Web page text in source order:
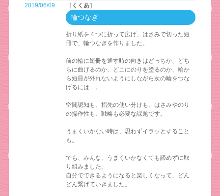
2019/06/09
［くくあ］
輪つなぎ
折り紙を４つに折って広げ、はさみで切った短
冊で、輪つなぎを作りました。
前の輪に短冊を通す時の向きはどっちか、どち
らに曲げるのか、どこにのりを塗るのか、輪か
ら短冊が外れないようにしながら次の輪をつな
げるには…。
空間認知も、指先の使い分けも、はさみやのり
の操作性も、戦略も必要な課題です。
うまくいかない時は、思わずイラッとすること
も。
でも、みんな、うまくいかなくても諦めずに取
り組みました。
自分でできるようになると楽しくなって、どん
どん繋げていきました。